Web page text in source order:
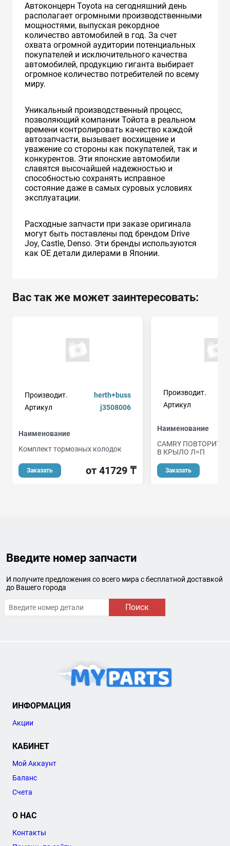
Автоконцерн Toyota на сегодняшний день
располагает огромными производственными
мощностями, выпуская рекордное
количество автомобилей в год. За счет
охвата огромной аудитории потенциальных
покупателей и исключительного качества
автомобилей, продукцию гиганта выбирает
огромное количество потребителей по всему
миру.
Уникальный производственный процесс,
позволяющий компании Тойота в реальном
времени контролировать качество каждой
автозапчасти, вызывает восхищение и
уважение со стороны как покупателей, так и
конкурентов. Эти японские автомобили
славятся высочайшей надежностью и
способностью сохранять исправное
состояние даже в самых суровых условиях
эксплуатации.
Расходные запчасти при заказе оригинала
могут быть поставлены под брендом Drive
Joy, Castle, Denso. Эти бренды используются
как ОЕ детали дилерами в Японии.
Вас так же может заинтересовать:
Производит.
herth+buss
Артикул
j3508006
Наименование
Комплект тормозных колодок
Заказать от 41729 ₸
Производит.
Артикул
Наименование
CAMRY
В КРЫЛО Л=П
Заказать
Введите номер запчасти
И получите предложения со всего мира с бесплатной доставкой
до Вашего города
Поиск
ИНФОРМАЦИЯ
Акции
КАБИНЕТ
Мой Аккаунт
Баланс
Счета
О НАС
Контакты